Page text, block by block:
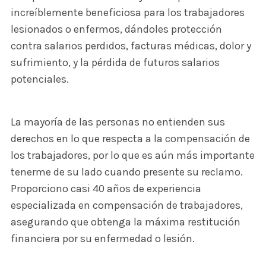
increíblemente beneficiosa para los trabajadores
lesionados o enfermos, dándoles protección
contra salarios perdidos, facturas médicas, dolor y
sufrimiento, y la pérdida de futuros salarios
potenciales.
La mayoría de las personas no entienden sus
derechos en lo que respecta a la compensación de
los trabajadores, por lo que es aún más importante
tenerme de su lado cuando presente su reclamo.
Proporciono casi 40 años de experiencia
especializada en compensación de trabajadores,
asegurando que obtenga la máxima restitución
financiera por su enfermedad o lesión.